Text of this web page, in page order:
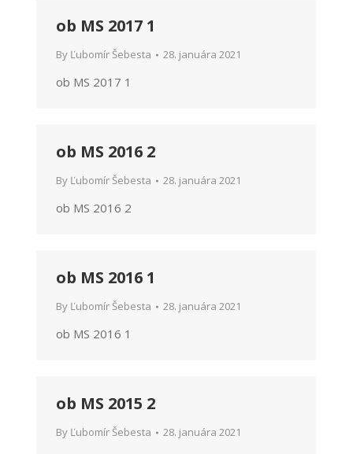
ob MS 2017 1
By Ľubomír Šebesta 28. januára 2021
ob MS 2017 1
ob MS 2016 2
By Ľubomír Šebesta 28. januára 2021
ob MS 2016 2
ob MS 2016 1
By Ľubomír Šebesta 28. januára 2021
ob MS 2016 1
ob MS 2015 2
By Ľubomír Šebesta 28. januára 2021